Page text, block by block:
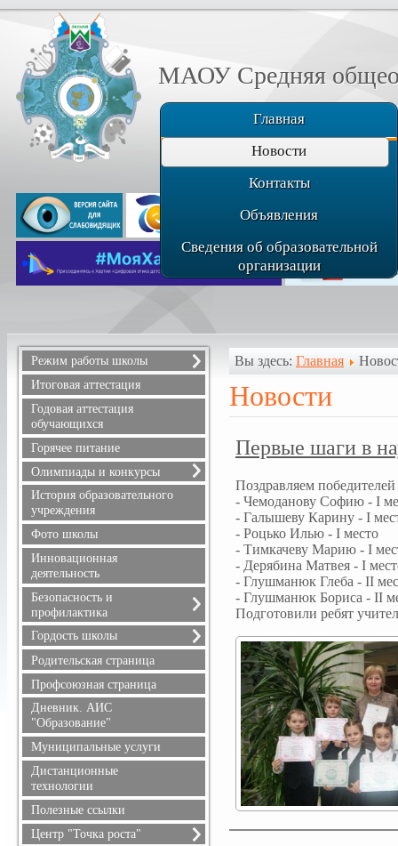
МАОУ Средняя
Главная
Новости
Контакты
Объявления
Сведения об образовательной
организации
Режим работы школы
Расписание звонков
Расписание уроков
Режим питания
Итоговая аттестация
Годовая аттестация
обучающихся
Горячее питание
Олимпиады и конкурсы
Всероссийская олимпиада
школьников
Положения олимпиад и
конкурсов, результаты
История образовательного
учреждения
Фото школы
Инновационная
деятельность
Безопасность и
профилактика
Безопасность дорожного
движения
Информационная
безопасность
Здоровье
Профилактика терроризма
и экстремизма
Профилактика
правонарушений
Противопожарная
безопасность
Гражданская оборона
Гордость школы
Учителя
Ученики
Выпускники
Учителя, имеющие
государственные награды
Родительская страница
Профсоюзная страница
Дневник. АИС
"Образование"
Муниципальные услуги
Дистанционные
технологии
Полезные ссылки
Центр "Точка роста"
Вы здесь: Главная
Новости
Первые шаги в
Поздравляем
- Чемоданову Софию - I
- Галышеву Карину - I
- Роцько Илью - I место
- Тимкачеву Марию - I
- Дерябина Матвея - I
- Глушманюк Глеба - II
- Глушманюк Бориса - II
Подготовили ребят